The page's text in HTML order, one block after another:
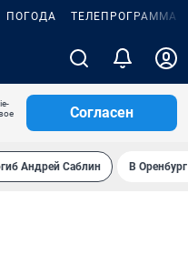
ПОГОДА ТЕЛЕПРОГРАММА
Согласен
Андрей Саблин В